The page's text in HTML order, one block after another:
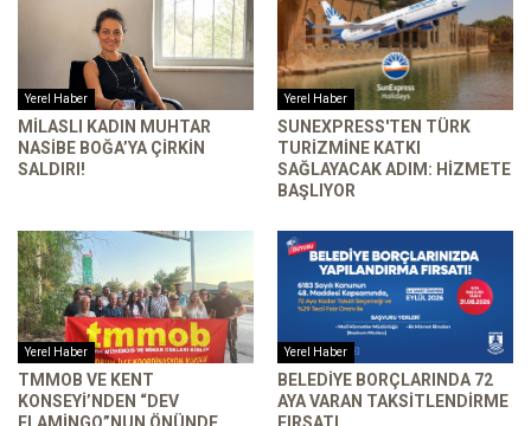
Yerel Haber
MILASLI KADIN MUHTAR
NASIBE BOĞA’YA ÇIRKIN
SALDIRI!
Yerel Haber
SUNEXPRESS'TEN TÜRK
TURIZMINE KATKI
SAĞLAYACAK ADIM: HIZMETE
BAŞLIYOR
Yerel Haber
TMMOB VE KENT
KONSEYI’NDEN “DEV
Yerel Haber
BELEDIYE BORÇLARINDA 72
AYA VARAN TAKSITLENDIRME